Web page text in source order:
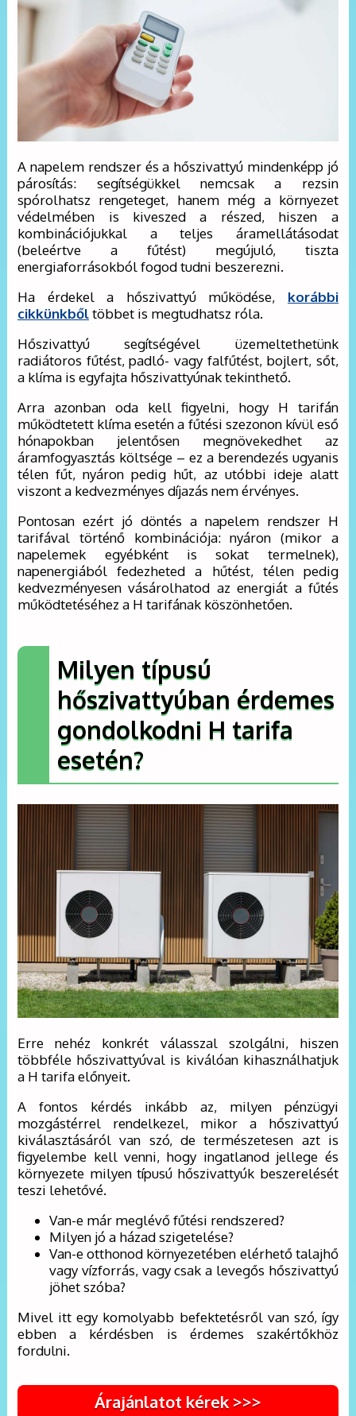
A napelem rendszer és a hőszivattyú mindenképp jó
párosítás: segítségükkel nemcsak a rezsin
spórolhatsz rengeteget, hanem még a környezet
védelmében is kiveszed a részed, hiszen a
kombinációjukkal a teljes áramellátásodat
(beleértve a fűtést) megújuló, tiszta
energiaforrásokból fogod tudni beszerezni.
Ha érdekel a hőszivattyú működése, korábbi
cikkünkbőltöbbet is megtudhatsz róla.
Hőszivattyú segítségével üzemeltethetünk
radiátoros fűtést, padló- vagy falfűtést, bojlert, sőt,
a klíma is egyfajta hőszivattyúnak tekinthető.
Arra azonban oda kell figyelni, hogy H tarifán
működtetett klíma esetén a fűtési szezonon kívül eső
hónapokban jelentősen megnövekedhet az
áramfogyasztás költsége – ez a berendezés ugyanis
télen fűt, nyáron pedig hűt, az utóbbi ideje alatt
viszont a kedvezményes díjazás nem érvényes.
Pontosan ezért jó döntés a napelem rendszer H
tarifával történő kombinációja: nyáron (mikor a
napelemek egyébként is sokat termelnek),
napenergiából fedezheted a hűtést, télen pedig
kedvezményesen vásárolhatod az energiát a fűtés
működtetéséhez a H tarifának köszönhetően.
Milyen típusú
hőszivattyúban érdemes
gondolkodni H tarifa
esetén?
Erre nehéz konkrét válasszal szolgálni, hiszen
többféle hőszivattyúval is kiválóan kihasználhatjuk
a H tarifa előnyeit.
A fontos kérdés inkább az, milyen pénzügyi
mozgástérrel rendelkezel, mikor a hőszivattyú
kiválasztásáról van szó, de természetesen azt is
figyelembe kell venni, hogy ingatlanod jellege és
környezete milyen típusú hőszivattyúk beszerelését
teszi lehetővé.
Van-e már meglévő fűtési rendszered?
Milyen jó a házad szigetelése?
Van-e otthonod környezetében elérhető talajhő
vagy vízforrás, vagy csak a levegős hőszivattyú
jöhet szóba?
Mivel itt egy komolyabb befektetésről van szó, így
ebben a kérdésben is érdemes szakértőkhöz
fordulni.
Árajánlatot kérek >>>